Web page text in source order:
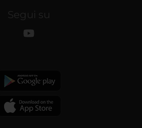
Segui su